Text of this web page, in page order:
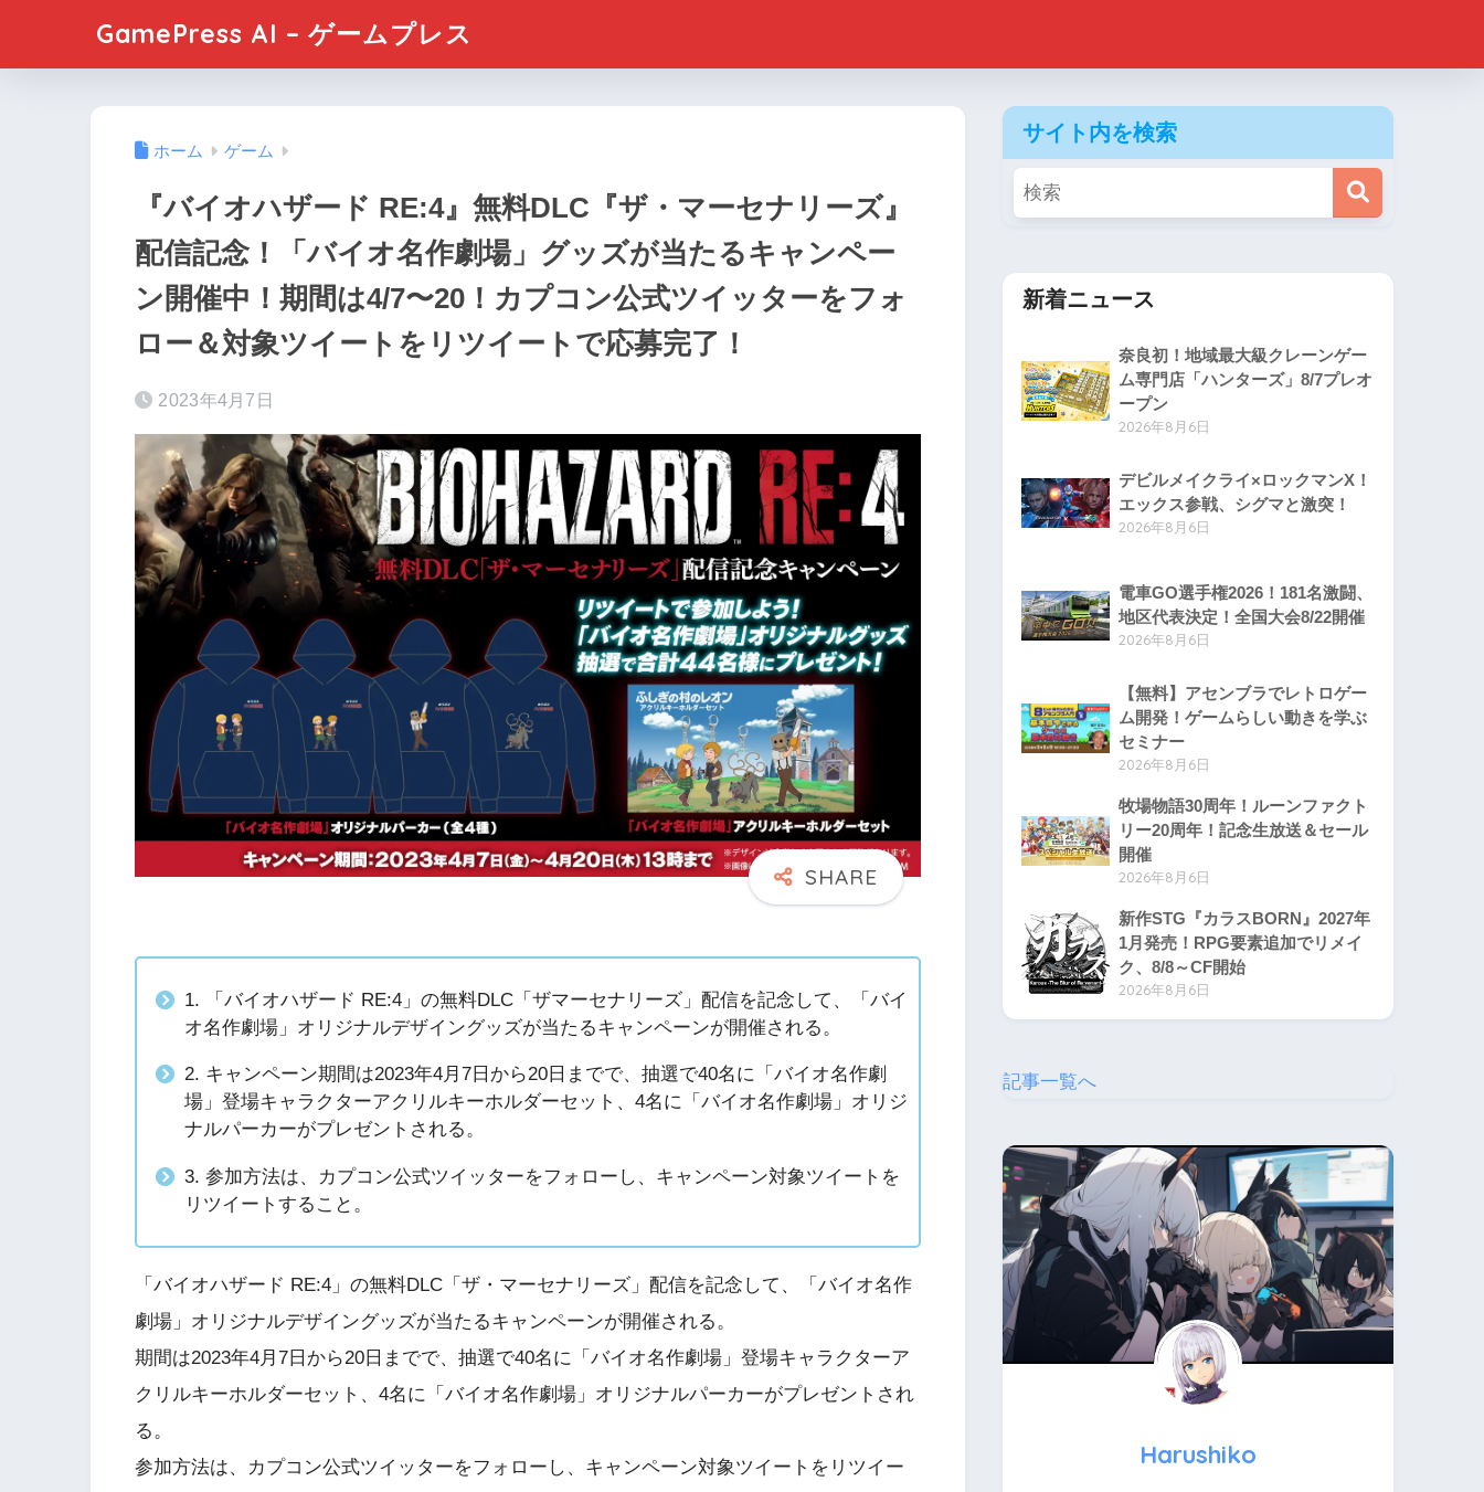
GamePress AI – ゲームプレス
ホーム ゲーム
『バイオハザード RE:4』無料DLC『ザ・マーセナリーズ』
配信記念！「バイオ名作劇場」グッズが当たるキャンペー
ン開催中！期間は4/7〜20！カプコン公式ツイッターをフォ
ロー＆対象ツイートをリツイートで応募完了！
2023年4月7日
1. 「バイオハザード RE:4」の無料DLC「ザマーセナリーズ」配信を記念して、「バイ
オ名作劇場」オリジナルデザイングッズが当たるキャンペーンが開催される。
2. キャンペーン期間は2023年4月7日から20日までで、抽選で40名に「バイオ名作劇
場」登場キャラクターアクリルキーホルダーセット、4名に「バイオ名作劇場」オリジ
ナルパーカーがプレゼントされる。
3. 参加方法は、カプコン公式ツイッターをフォローし、キャンペーン対象ツイートを
リツイートすること。
「バイオハザード RE:4」の無料DLC「ザ・マーセナリーズ」配信を記念して、「バイオ名作
劇場」オリジナルデザイングッズが当たるキャンペーンが開催される。
期間は2023年4月7日から20日までで、抽選で40名に「バイオ名作劇場」登場キャラクターア
クリルキーホルダーセット、4名に「バイオ名作劇場」オリジナルパーカーがプレゼントされ
る。
参加方法は、カプコン公式ツイッターをフォローし、キャンペーン対象ツイートをリツイー
サイト内を検索
新着ニュース
奈良初！地域最大級クレーンゲー
ム専門店「ハンターズ」8/7プレオ
ープン
2026年8月6日
デビルメイクライ×ロックマンX！
エックス参戦、シグマと激突！
2026年8月6日
電車GO選手権2026！181名激闘、
地区代表決定！全国大会8/22開催
2026年8月6日
【無料】アセンブラでレトロゲー
ム開発！ゲームらしい動きを学ぶ
セミナー
2026年8月6日
牧場物語30周年！ルーンファクト
リー20周年！記念生放送＆セール
開催
2026年8月6日
新作STG『カラスBORN』2027年
1月発売！RPG要素追加でリメイ
ク、8/8～CF開始
2026年8月6日
記事一覧へ
Harushiko